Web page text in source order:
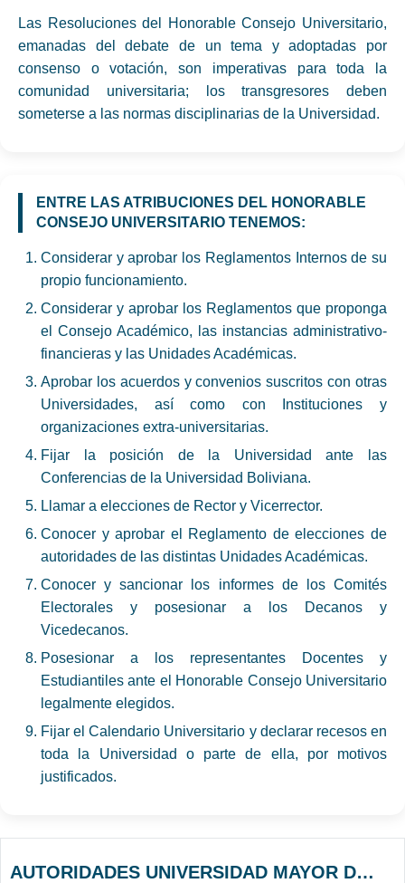
Las Resoluciones del Honorable Consejo Universitario,
emanadas del debate de un tema y adoptadas por
consenso o votación, son imperativas para toda la
comunidad universitaria; los transgresores deben
someterse a las normas disciplinarias de la Universidad.
ENTRE LAS ATRIBUCIONES DEL HONORABLE
CONSEJO UNIVERSITARIO TENEMOS:
Considerar y aprobar los Reglamentos Internos de su
propio funcionamiento.
Considerar y aprobar los Reglamentos que proponga
el Consejo Académico, las instancias administrativo-
financieras y las Unidades Académicas.
Aprobar los acuerdos y convenios suscritos con otras
Universidades, así como con Instituciones y
organizaciones extra-universitarias.
Fijar la posición de la Universidad ante las
Conferencias de la Universidad Boliviana.
Llamar a elecciones de Rector y Vicerrector.
Conocer y aprobar el Reglamento de elecciones de
autoridades de las distintas Unidades Académicas.
Conocer y sancionar los informes de los Comités
Electorales y posesionar a los Decanos y
Vicedecanos.
Posesionar a los representantes Docentes y
Estudiantiles ante el Honorable Consejo Universitario
legalmente elegidos.
Fijar el Calendario Universitario y declarar recesos en
toda la Universidad o parte de ella, por motivos
justificados.
AUTORIDADES UNIVERSIDAD MAYOR DE SAN ANDRÉS